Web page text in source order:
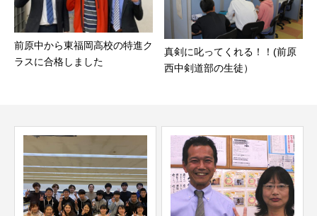
前原中から東福岡高校の特進ク
ラスに合格しました
真剣に叱ってくれる！！(前原
西中剣道部の生徒）